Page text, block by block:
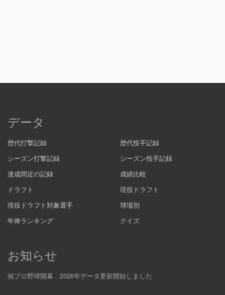
データ
歴代打撃記録
歴代投手記録
シーズン打撃記録
シーズン投手記録
達成間近の記録
成績比較
ドラフト
現役ドラフト
現役ドラフト対象選手
球場別
年俸ランキング
クイズ
お知らせ
祝プロ野球開幕 2026年データ更新開始しました